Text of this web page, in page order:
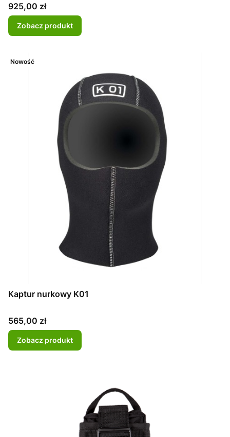
Cena
925,00 zł
Zobacz produkt
Nowość
Kaptur nurkowy K01
Cena
565,00 zł
Zobacz produkt